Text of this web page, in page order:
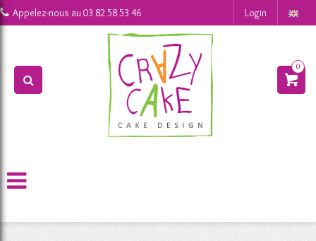
0 Appelez-nous au03 82 58 53 46 Login
0